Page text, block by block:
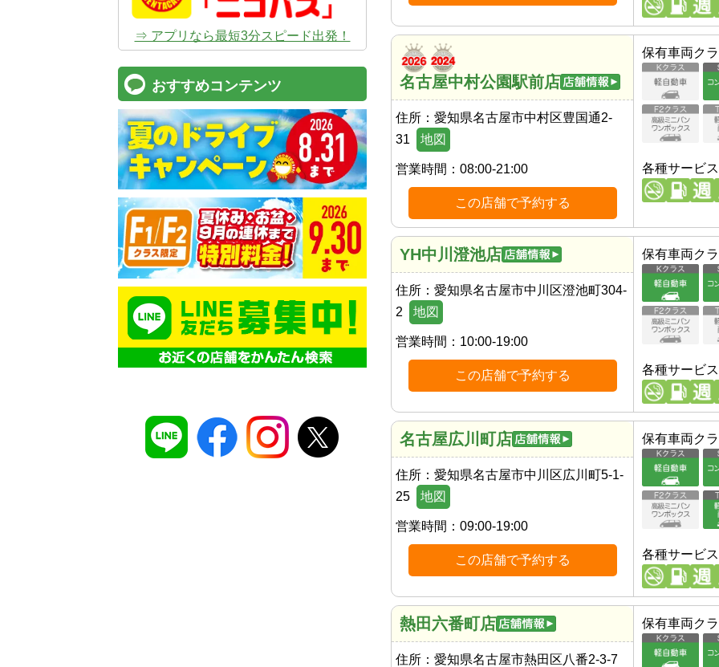
名古屋中村公園駅前店
住所： 愛知県名古屋市中村区豊国通2-
31
地図
営業時間： 08:00-21:00
この店舗で予約する
保有車両ク
各種サービス
YH中川澄池店
住所： 愛知県名古屋市中川区澄池町304-
2
地図
営業時間： 10:00-19:00
この店舗で予約する
保有車両ク
各種サービス
名古屋広川町店
住所： 愛知県名古屋市中川区広川町5-1-
25
地図
営業時間： 09:00-19:00
この店舗で予約する
保有車両ク
各種サービス
熱田六番町店
住所： 愛知県名古屋市熱田区八番2-3-7
保有車両ク
⇒ アプリなら最短3分スピード出発！
おすすめコンテンツ